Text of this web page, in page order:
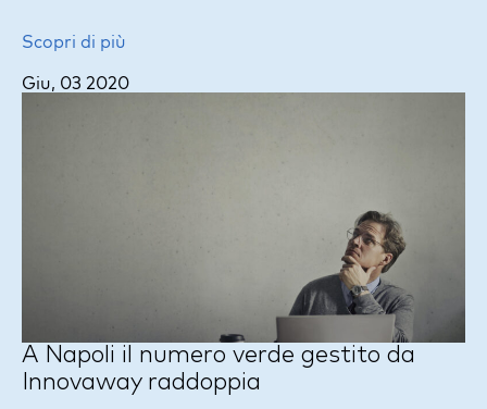
Scopri di più
Giu, 03 2020
A Napoli il numero verde gestito da
Innovaway raddoppia